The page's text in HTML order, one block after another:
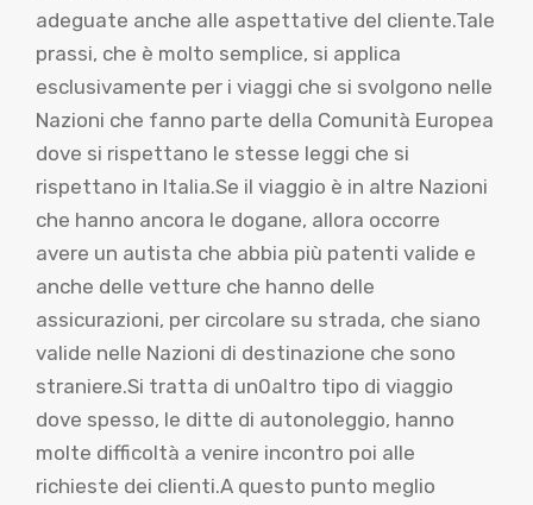
adeguate anche alle aspettative del cliente.Tale
prassi, che è molto semplice, si applica
esclusivamente per i viaggi che si svolgono nelle
Nazioni che fanno parte della Comunità Europea
dove si rispettano le stesse leggi che si
rispettano in Italia.Se il viaggio è in altre Nazioni
che hanno ancora le dogane, allora occorre
avere un autista che abbia più patenti valide e
anche delle vetture che hanno delle
assicurazioni, per circolare su strada, che siano
valide nelle Nazioni di destinazione che sono
straniere.Si tratta di un0altro tipo di viaggio
dove spesso, le ditte di autonoleggio, hanno
molte difficoltà a venire incontro poi alle
richieste dei clienti.A questo punto meglio